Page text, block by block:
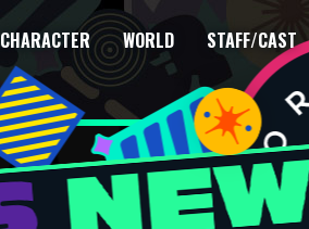
CHARACTER WORLD STAFF/CAST